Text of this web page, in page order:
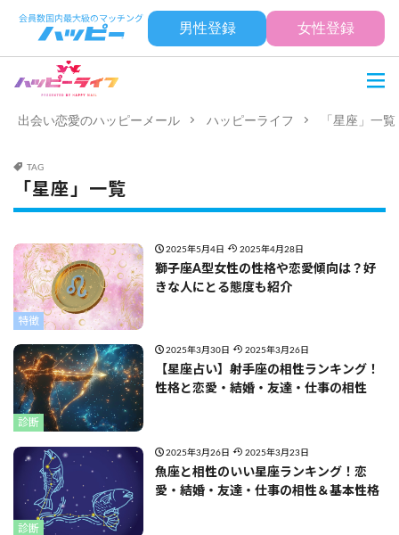
男性登録 女性登録
出会い恋愛のハッピーメール ハッピーライフ 「星座」一覧
TAG
「星座」一覧
特徴
2025年5月4日 2025年4月28日
獅子座A型女性の性格や恋愛傾向は？好
きな人にとる態度も紹介
診断
2025年3月30日 2025年3月26日
【星座占い】射手座の相性ランキング！
性格と恋愛・結婚・友達・仕事の相性
診断
2025年3月26日 2025年3月23日
魚座と相性のいい星座ランキング！恋
愛・結婚・友達・仕事の相性＆基本性格